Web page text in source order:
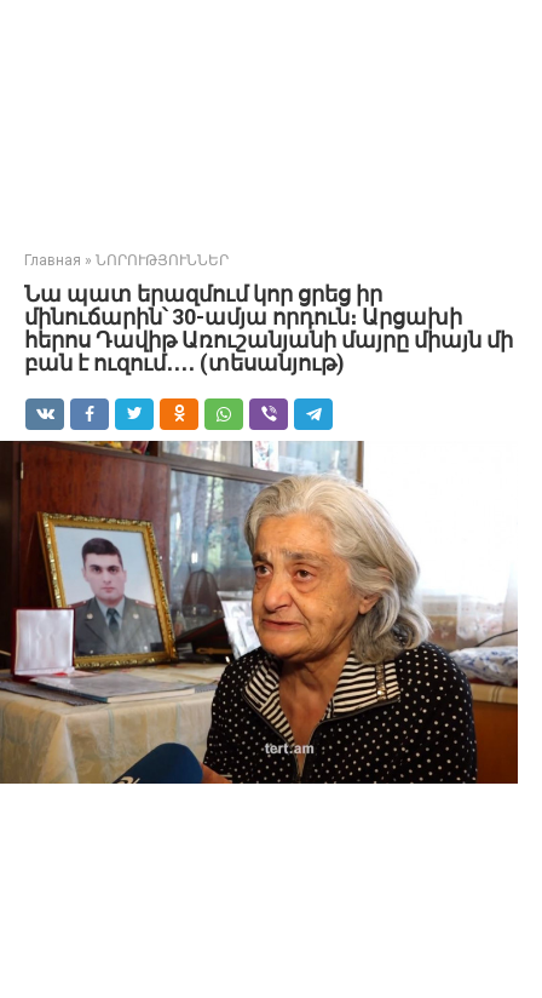
Главная » ՆՈՐՈՒԹՅՈՒՆՆԵՐ
Նա պատ երազմում կոր ցրեց իր
մինուճարին՝ 30-ամյա որդուն։ Արցախի
հերոս Դավիթ Առուշանյանի մայրը միայն մի
բան է ուզում․․․․ (տեսանյութ)